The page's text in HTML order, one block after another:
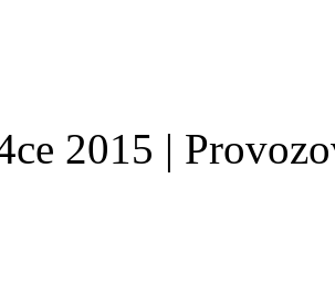
2015 |